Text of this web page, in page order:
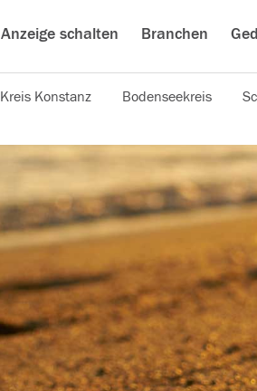
Anzeige schalten Branchen
Kreis Konstanz Bodenseekreis